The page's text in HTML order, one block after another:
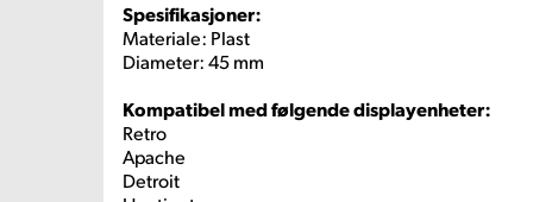
Spesifikasjoner:
Materiale: Plast
Diameter: 45 mm
Kompatibel med følgende displayenheter:
Retro
Apache
Detroit